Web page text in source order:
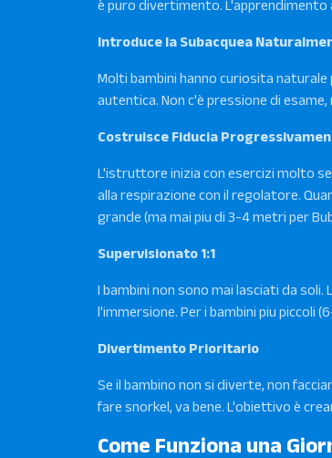
è puro divertimento.
Introduce la Subacquea
Molti bambini hanno curiosita
autentica. Non c'è pressione di
Costruisce Fiducia
L'istruttore inizia con esercizi molto
alla respirazione con il regolatore.
grande (ma mai piu di 3-4 metri per
Supervisionato 1:1
I bambini non sono mai lasciati da
l'immersione. Per i bambini piu piccoli
Divertimento Prioritario
Se il bambino non si diverte, non
fare snorkel, va bene. L'obiettivo è
Come Funziona una